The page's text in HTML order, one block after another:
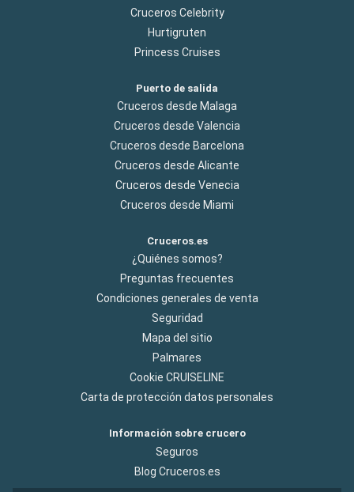
Cruceros Celebrity
Hurtigruten
Princess Cruises
Puerto de salida
Cruceros desde Malaga
Cruceros desde Valencia
Cruceros desde Barcelona
Cruceros desde Alicante
Cruceros desde Venecia
Cruceros desde Miami
Cruceros.es
¿Quiénes somos?
Preguntas frecuentes
Condiciones generales de venta
Seguridad
Mapa del sitio
Palmares
Cookie CRUISELINE
Carta de protección datos personales
Información sobre crucero
Seguros
Blog Cruceros.es